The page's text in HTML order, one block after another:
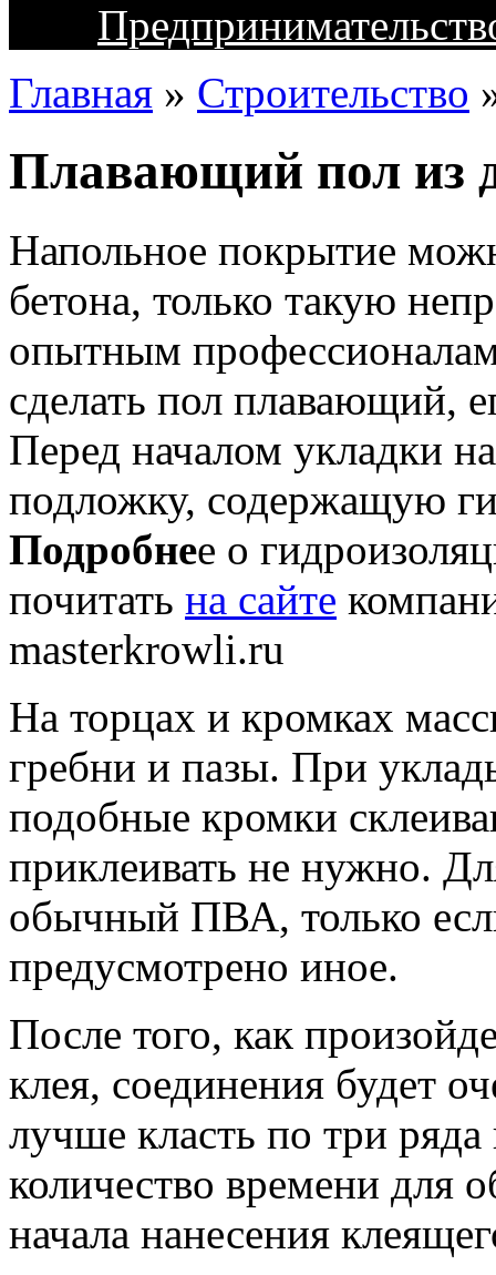
Главная » Строительство
Плавающий пол из
Напольное покрытие
бетона, только такую
опытным
сделать пол плавающий,
Перед началом укладки
подложку, содержащую
Подробнее о
почитать на сайте
masterkrowli.ru
На торцах и кромках
гребни и пазы. При
подобные кромки
приклеивать не нужно.
обычный ПВА, только
предусмотрено иное.
После того, как
клея, соединения будет
лучше класть по три ряда
количество времени для
начала нанесения